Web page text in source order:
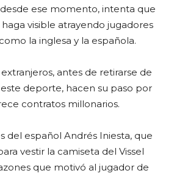
desde ese momento, intenta que
visible atrayendo jugadores
la inglesa y la española.
antes de retirarse de
deporte, hacen su paso por
contratos millonarios.
del español Andrés Iniesta, que
vestir la camiseta del Vissel
que motivó al jugador de